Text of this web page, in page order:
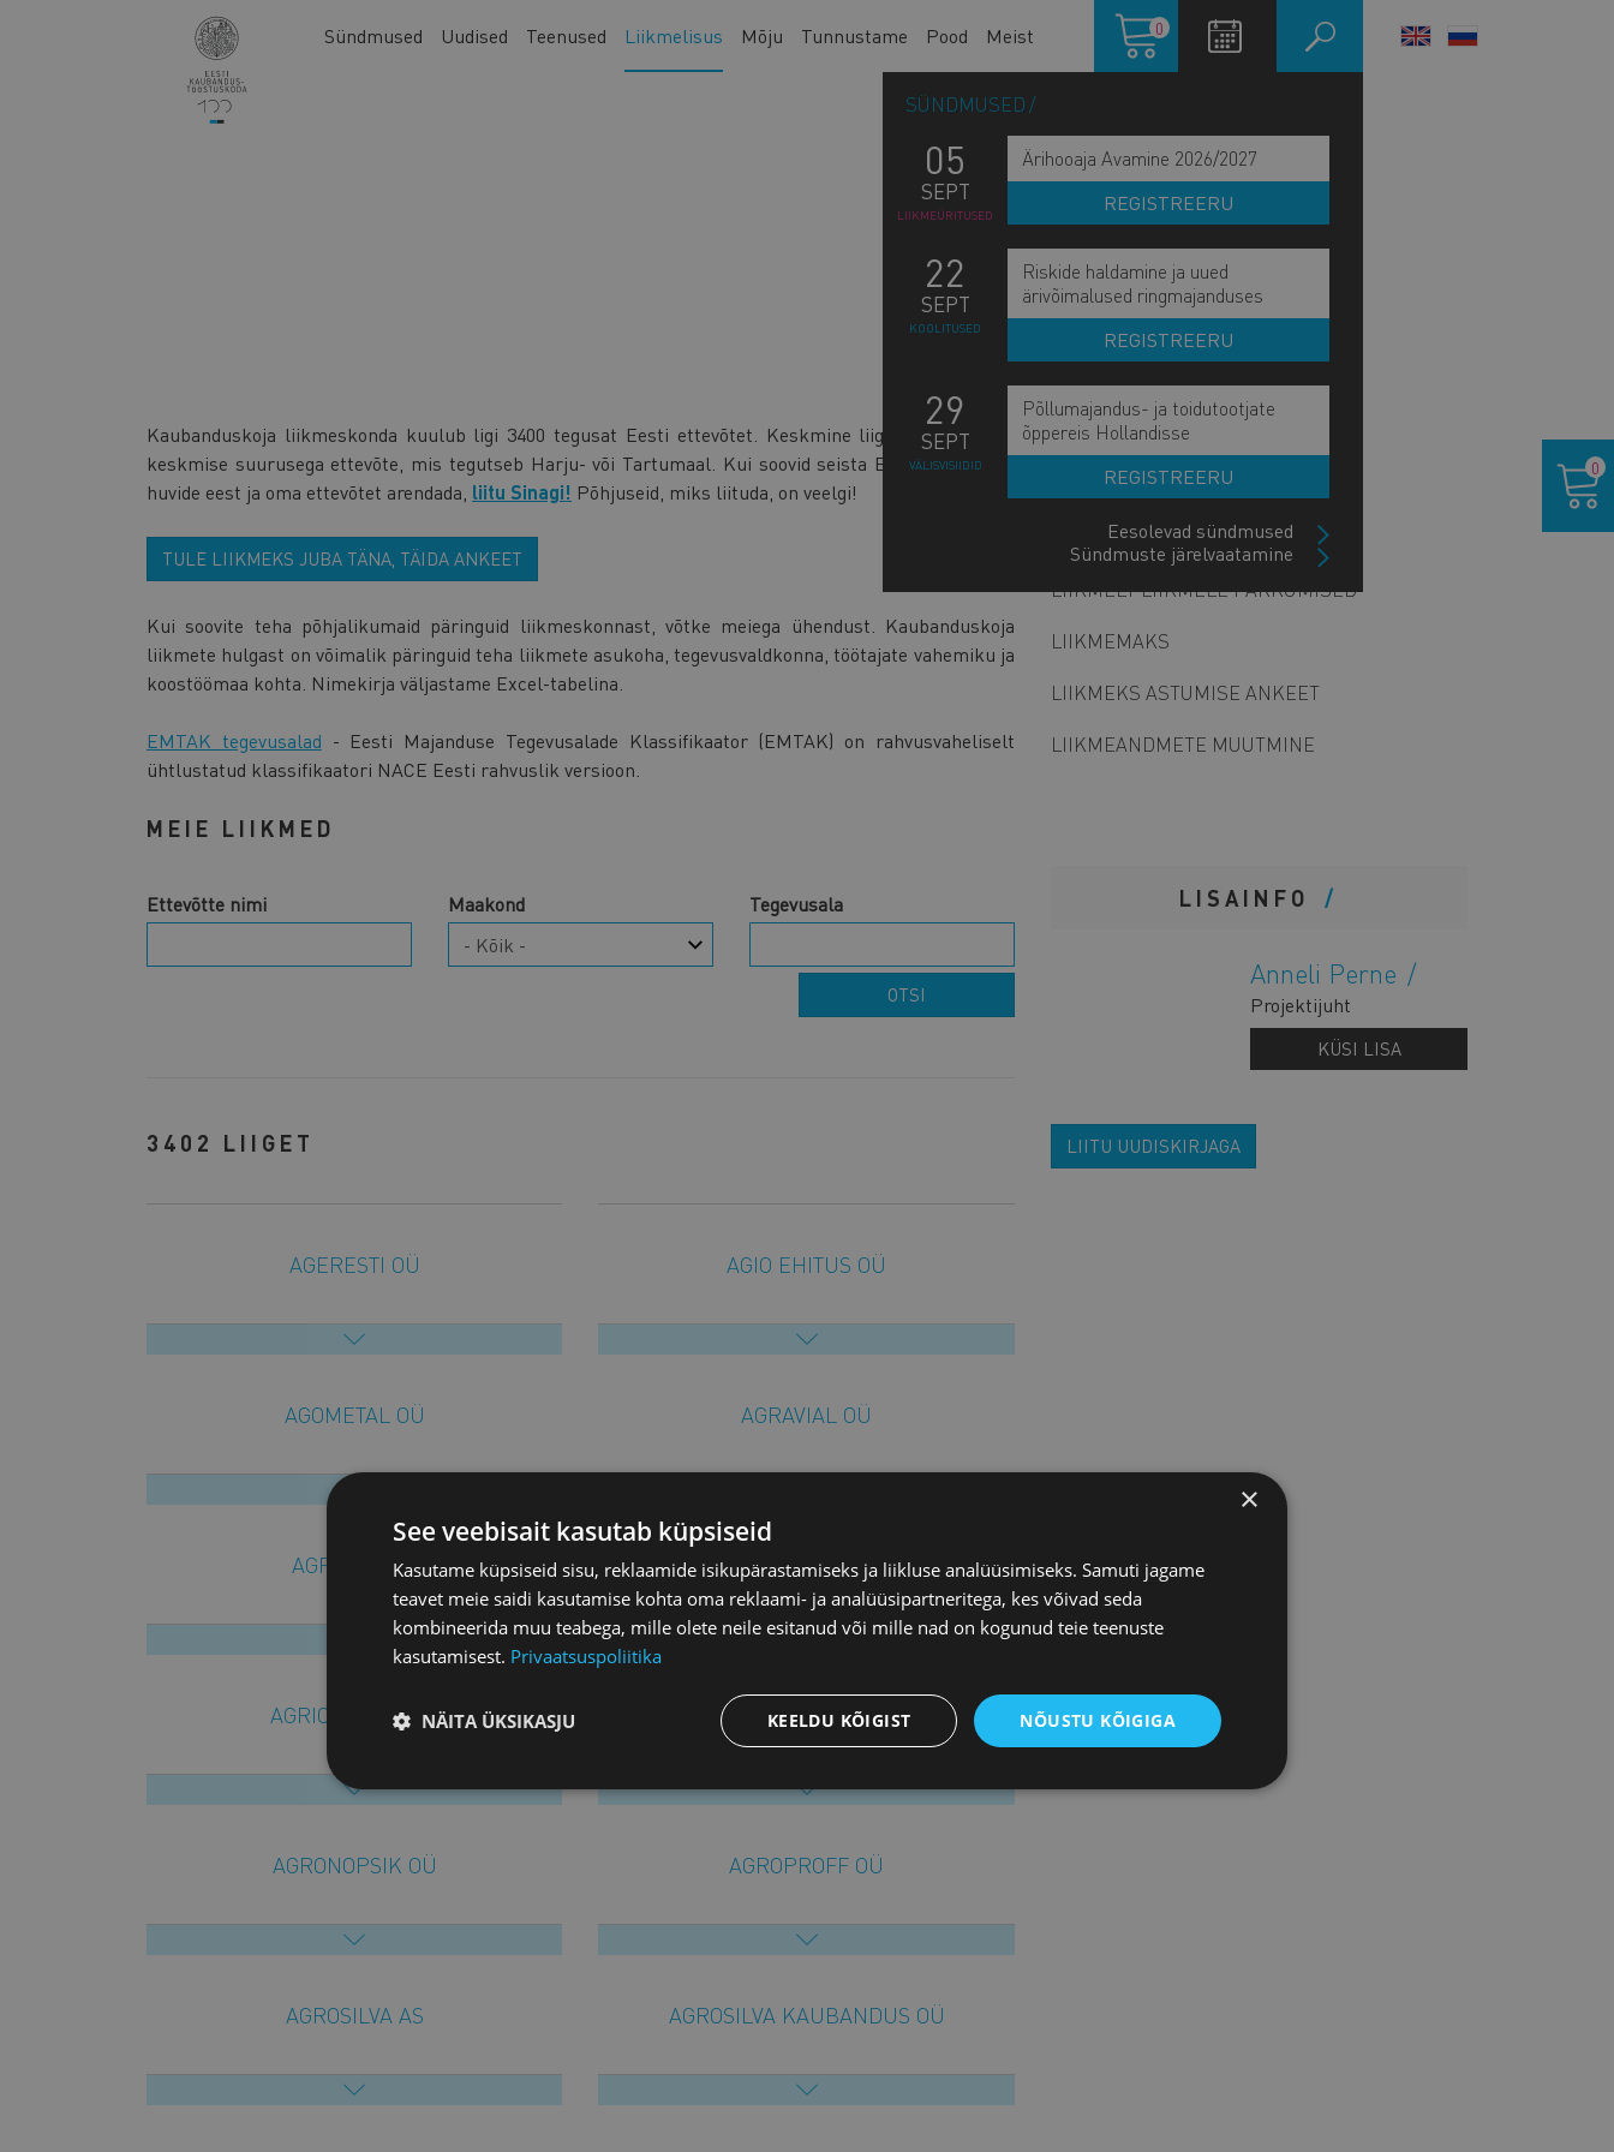
Main
Sündmused Uudised Teenused Liikmelisus Mõju Tunnustame Pood Meist
Ostukorv
0
SÜNDMUSED
05
SEPT
LIIKMEÜRITUSED
Ärihooaja Avamine 2026/2027
REGISTREERU
22
SEPT
KOOLITUSED
Riskide haldamine ja uued
ärivõimalused ringmajanduses
REGISTREERU
29
SEPT
VÄLISVISIIDID
Põllumajandus- ja toidutootjate
õppereis Hollandisse
REGISTREERU
Eesolevad sündmused
Sündmuste järelvaatamine
LANGUAGE
Kaubanduskoja liikmeskonda kuulub ligi 3400 tegusat Eesti ettevõtet. Keskmine liige on väikse või
keskmise suurusega ettevõte, mis tegutseb Harju- või Tartumaal. Kui soovid seista Eesti ettevõtjate
huvide eest ja oma ettevõtet arendada, liitu Sinagi! Põhjuseid, miks liituda, on veelgi!
TULE LIIKMEKS JUBA TÄNA, TÄIDA ANKEET
Kui soovite teha põhjalikumaid päringuid liikmeskonnast, võtke meiega ühendust. Kaubanduskoja
liikmete hulgast on võimalik päringuid teha liikmete asukoha, tegevusvaldkonna, töötajate vahemiku ja
koostöömaa kohta. Nimekirja väljastame Excel-tabelina.
EMTAK tegevusalad - Eesti Majanduse Tegevusalade Klassifikaator (EMTAK) on rahvusvaheliselt
ühtlustatud klassifikaatori NACE Eesti rahvuslik versioon.
MEIE LIIKMED
Ettevõtte nimi Maakond Tegevusala
OTSI
3402 LIIGET
AGERESTI OÜ AGIO EHITUS OÜ
AGOMETAL OÜ AGRAVIAL OÜ
AGRELLO OÜ AGRI WORLD TRADING OÜ
AGRICO EESTI OÜ AGRILAND OÜ
AGRONOPSIK OÜ AGROPROFF OÜ
AGROSILVA AS AGROSILVA KAUBANDUS OÜ
0
Main
navigation
side
block
MIKS OLLA MEIE LIIGE?
MEIE LIIKMED
KOJA LOGO
LIIKMELT LIIKMELE PAKKUMISED
LIIKMEMAKS
LIIKMEKS ASTUMISE ANKEET
LIIKMEANDMETE MUUTMINE
LISAINFO
Anneli Perne
Projektijuht
KÜSI LISA
LIITU UUDISKIRJAGA
×
See veebisait kasutab küpsiseid
Kasutame küpsiseid sisu, reklaamide isikupärastamiseks ja liikluse analüüsimiseks. Samuti jagame
teavet meie saidi kasutamise kohta oma reklaami- ja analüüsipartneritega, kes võivad seda
kombineerida muu teabega, mille olete neile esitanud või mille nad on kogunud teie teenuste
kasutamisest. Privaatsuspoliitika
NÕUSTU KÕIGIGA
KEELDU KÕIGIST
NÄITA ÜKSIKASJU